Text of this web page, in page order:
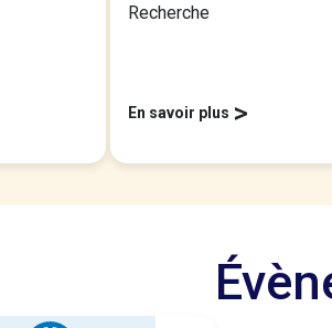
Recherche
En savoir plus >